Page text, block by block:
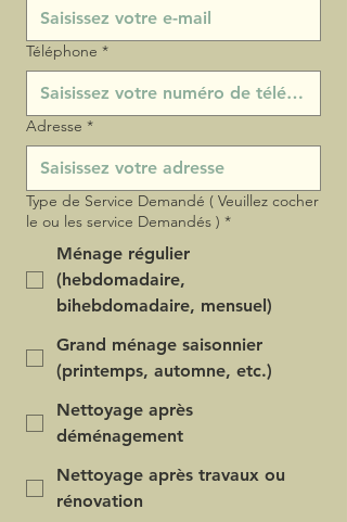
Téléphone *
Adresse *
Type de Service Demandé ( Veuillez cocher
le ou les service Demandés ) *
Ménage régulier
(hebdomadaire,
bihebdomadaire, mensuel)
Grand ménage saisonnier
(printemps, automne, etc.)
Nettoyage après
déménagement
Nettoyage après travaux ou
rénovation